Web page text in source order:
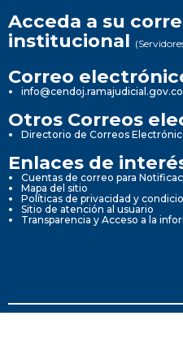
Acceda a su
institucional
Correo
info@cendoj.ramajudicial.gov.co
Otros Correos
Directorio de Correos
Enlaces de
Cuentas de correo para
Mapa del sitio
Políticas de privacidad y
Sitio de atención al usuario
Transparencia y Acceso a la